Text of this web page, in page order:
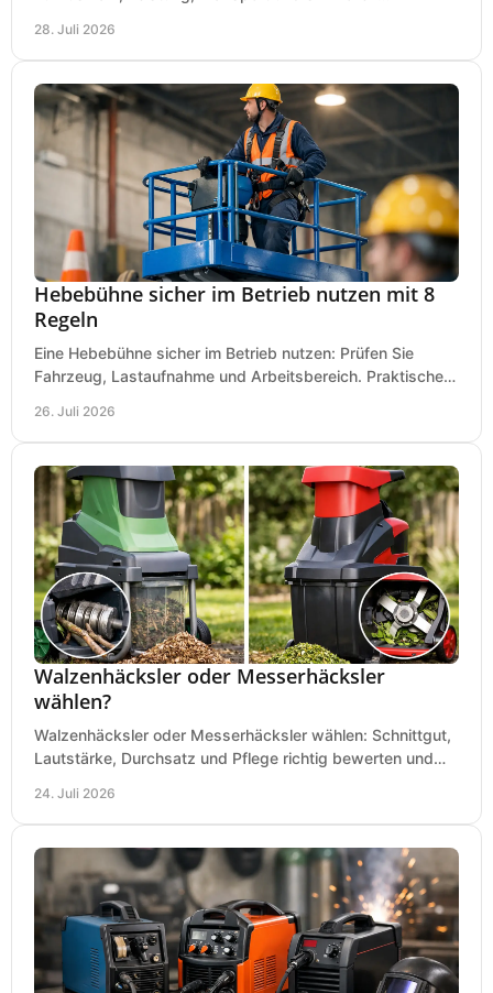
28. Juli 2026
Hebebühne sicher im Betrieb nutzen mit 8
Regeln
Eine Hebebühne sicher im Betrieb nutzen: Prüfen Sie
Fahrzeug, Lastaufnahme und Arbeitsbereich. Praktische
26. Juli 2026
Walzenhäcksler oder Messerhäcksler
wählen?
Walzenhäcksler oder Messerhäcksler wählen: Schnittgut,
Lautstärke, Durchsatz und Pflege richtig bewerten und
24. Juli 2026